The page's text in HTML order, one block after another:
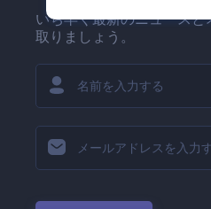
いち早く最新のニュースと
取りましょう。